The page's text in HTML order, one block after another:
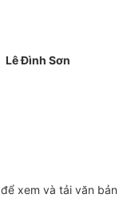
Lê Đình Sơn
để xem và tải văn bản